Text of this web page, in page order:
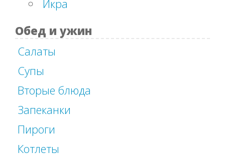
Икра
Обед и ужин
Салаты
Супы
Вторые блюда
Запеканки
Пироги
Котлеты